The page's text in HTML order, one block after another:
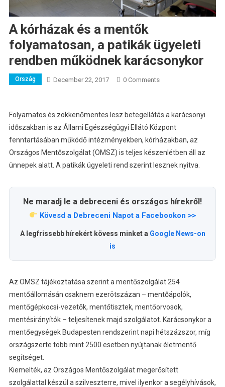
A kórházak és a mentők
folyamatosan, a patikák ügyeleti
rendben működnek karácsonykor
Ország December 22, 2017 0 Comments
Folyamatos és zökkenőmentes lesz betegellátás a karácsonyi
időszakban is az Állami Egészségügyi Ellátó Központ
fenntartásában működő intézményekben, kórházakban, az
Országos Mentőszolgálat (OMSZ) is teljes készenlétben áll az
ünnepek alatt. A patikák ügyeleti rend szerint lesznek nyitva.
Ne maradj le a debreceni és országos hírekről!
Kövesd a Debreceni Napot a Facebookon >>
A legfrissebb hírekért kövess minket a Google News-on
is
Az OMSZ tájékoztatása szerint a mentőszolgálat 254
mentőállomásán csaknem ezerötszázan – mentőápolók,
mentőgépkocsi-vezetők, mentőtisztek, mentőorvosok,
mentésirányítók – teljesítenek majd szolgálatot. Karácsonykor a
mentőegységek Budapesten rendszerint napi hétszázszor, míg
országszerte több mint 2500 esetben nyújtanak életmentő
segítséget.
Kiemelték, az Országos Mentőszolgálat megerősített
szolgálattal készül a szilveszterre, mivel ilyenkor a segélyhívások,